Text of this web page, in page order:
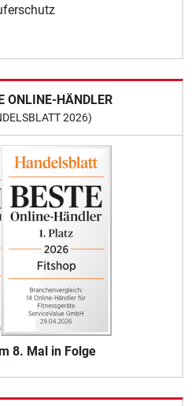
ONLINE-HÄNDLER
2026)
8. Mal in Folge